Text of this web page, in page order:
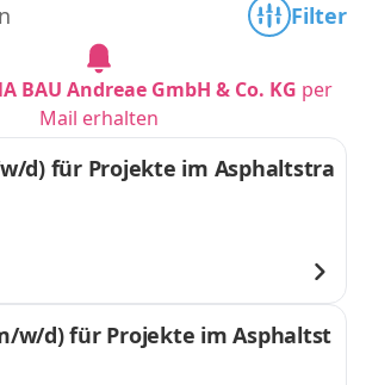
Filter
BAU Andreae GmbH & Co. KG per
Mail erhalten
d) für Projekte im Asphaltstra
w/d) für Projekte im Asphaltst